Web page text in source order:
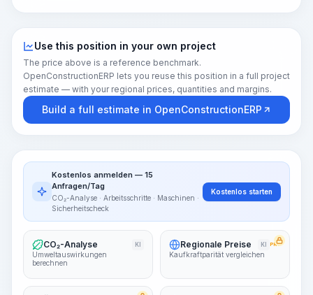
Use this position in your own project
The price above is a reference benchmark.
OpenConstructionERP lets you reuse this position in a full project
estimate — with your regional prices, quantities and margins.
Build a full estimate in OpenConstructionERP
Kostenlos anmelden — 15
Anfragen/Tag
CO₂-Analyse · Arbeitsschritte · Maschinen ·
Sicherheitscheck
Kostenlos starten
CO₂-Analyse KI
Umweltauswirkungen
berechnen
Regionale Preise KI PRO
Kaufkraftparität vergleichen